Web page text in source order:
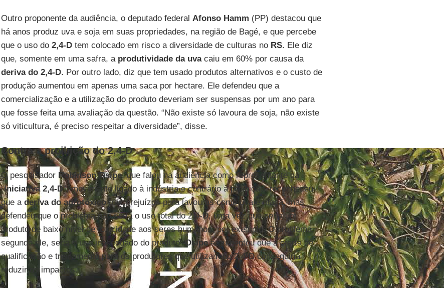
Outro proponente da audiência, o deputado federal Afonso Hamm (PP) destacou que
há anos produz uva e soja em suas propriedades, na região de Bagé, e que percebe
que o uso do 2,4-Dtem colocado em risco a diversidade de culturas no RS. Ele diz
que, somente em uma safra, a produtividade da uvacaiu em 60% por causa da
deriva do 2,4-D. Por outro lado, diz que tem usado produtos alternativos e o custo de
produção aumentou em apenas uma saca por hectare. Ele defendeu que a
comercialização e a utilização do produto deveriam ser suspensas por um ano para
que fosse feita uma avaliação da questão. “Não existe só lavoura de soja, não existe
só viticultura, é preciso respeitar a diversidade”, disse.
Contra a proibição do 2,4-D
O pesquisadorRobinson Osipe, que falou na audiência como representante da
“Iniciativa 2,4-D”, movimento ligado à indústria e contrário à proibição, reconheceu
que a deriva do agrotóxicotraz prejuízos para lavouras como uva e maçã, mas
defendeu que o problema não seria o uso total do 2,4-D, uma vez que seria um
produto de baixo nível de toxicidade aos seres humanos, por exemplo. O problema,
segundo ele, seria o uso inadequado do produto.Osipeargumentou que a oferta de
qualificação e treinamento para os produtores que utilizam do 2,4-D conseguiria
reduzir os impactos.